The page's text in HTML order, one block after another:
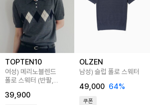
TOPTEN10
여성) 메리노블렌드
폴로 스웨터 (반팔,
39,900
OLZEN
남성) 슬럽 폴로 스웨터
49,000 64%
쿠폰